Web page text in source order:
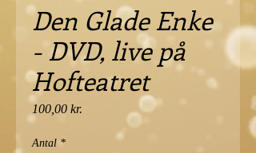
Den Glade Enke
- DVD, live på
Hofteatret
100,00 kr.
Antal *